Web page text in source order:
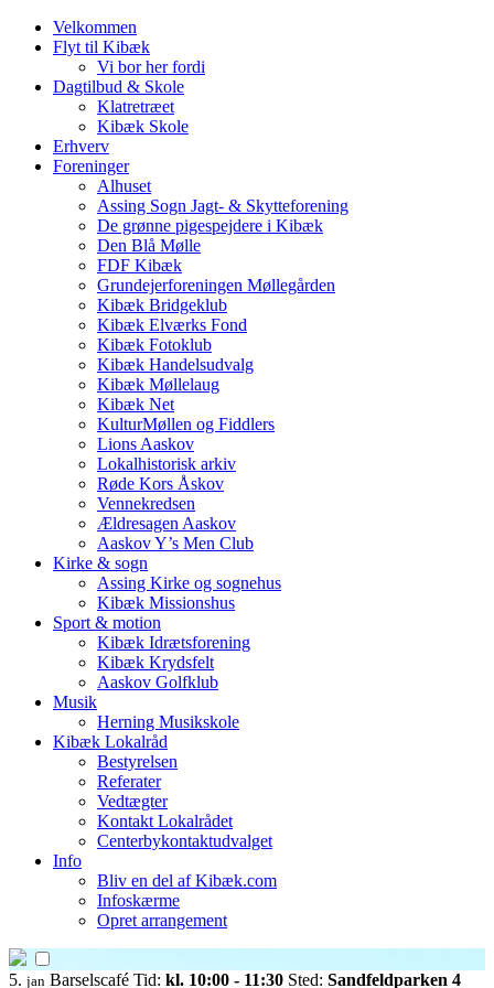
Velkommen
Flyt til Kibæk
Vi bor her fordi
Dagtilbud & Skole
Klatretræet
Kibæk Skole
Erhverv
Foreninger
Alhuset
Assing Sogn Jagt- & Skytteforening
De grønne pigespejdere i Kibæk
Den Blå Mølle
FDF Kibæk
Grundejerforeningen Møllegården
Kibæk Bridgeklub
Kibæk Elværks Fond
Kibæk Fotoklub
Kibæk Handelsudvalg
Kibæk Møllelaug
Kibæk Net
KulturMøllen og Fiddlers
Lions Aaskov
Lokalhistorisk arkiv
Røde Kors Åskov
Vennekredsen
Ældresagen Aaskov
Aaskov Y’s Men Club
Kirke & sogn
Assing Kirke og sognehus
Kibæk Missionshus
Sport & motion
Kibæk Idrætsforening
Kibæk Krydsfelt
Aaskov Golfklub
Musik
Herning Musikskole
Kibæk Lokalråd
Bestyrelsen
Referater
Vedtægter
Kontakt Lokalrådet
Centerbykontaktudvalget
Info
Bliv en del af Kibæk.com
Infoskærme
Opret arrangement
5. jan Barselscafé Tid: kl. 10:00 - 11:30 Sted: Sandfeldparken 4